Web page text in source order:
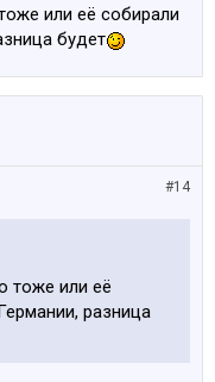
или её собирали
будет
#14
тоже или её
разница